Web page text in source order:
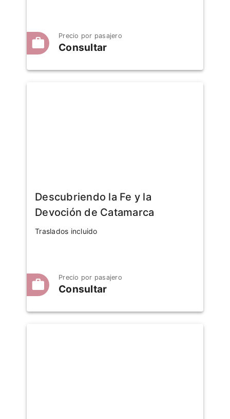
Precio por pasajero
Consultar
Descubriendo la Fe y la
Devoción de Catamarca
Traslados incluido
Precio por pasajero
Consultar